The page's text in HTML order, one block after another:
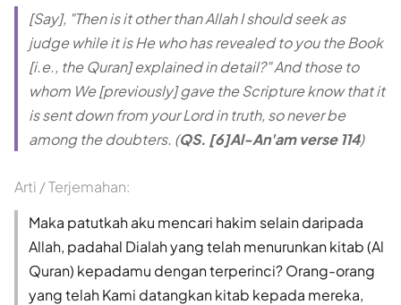
[Say], "Then is it other than Allah I should seek as
judge while it is He who has revealed to you the Book
[i.e., the Quran] explained in detail?" And those to
whom We [previously] gave the Scripture know that it
is sent down from your Lord in truth, so never be
among the doubters. (QS. [6]Al-An'am verse 114)
Arti / Terjemahan:
Maka patutkah aku mencari hakim selain daripada
Allah, padahal Dialah yang telah menurunkan kitab (Al
Quran) kepadamu dengan terperinci? Orang-orang
yang telah Kami datangkan kitab kepada mereka,